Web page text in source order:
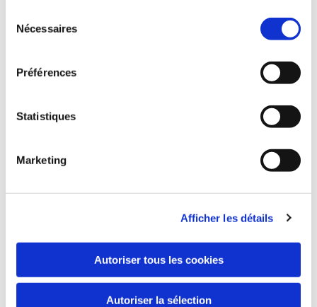
Nécessaires
Préférences
Statistiques
Marketing
Afficher les détails
Autoriser tous les cookies
Autoriser la sélection
Notre offre de ski de fond